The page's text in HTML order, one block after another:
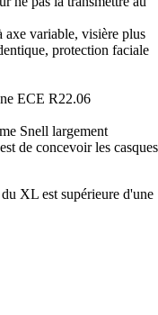
axe variable, visière plus
protection faciale
ECE R22.06
Snell largement
de concevoir les casques
XL est supérieure d'une